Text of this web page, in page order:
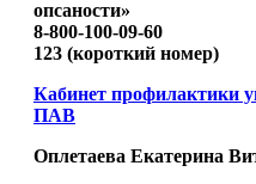
опсаности»
8-800-100-09-60
123 (короткий номер)
Кабинет профилактики
ПАВ
Оплетаева Екатерина